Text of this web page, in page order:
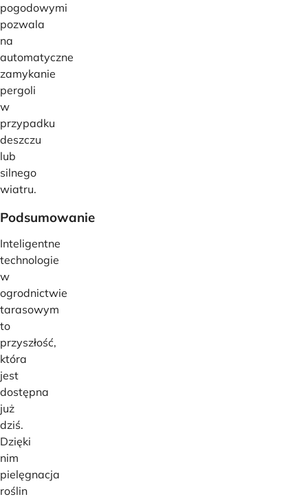
pogodowymi
pozwala
na
automatyczne
zamykanie
pergoli
w
przypadku
deszczu
lub
silnego
wiatru.
Podsumowanie
Inteligentne
technologie
w
ogrodnictwie
tarasowym
to
przyszłość,
która
jest
dostępna
już
dziś.
Dzięki
nim
pielęgnacja
roślin